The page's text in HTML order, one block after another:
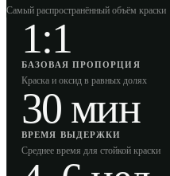
Самый распространённый объём краски
1:1
БАЗОВАЯ ПРОПОРЦИЯ
Краска и оксид в равных долях
30 мин
ВРЕМЯ ВЫДЕРЖКИ
Среднее время для стойкой краски